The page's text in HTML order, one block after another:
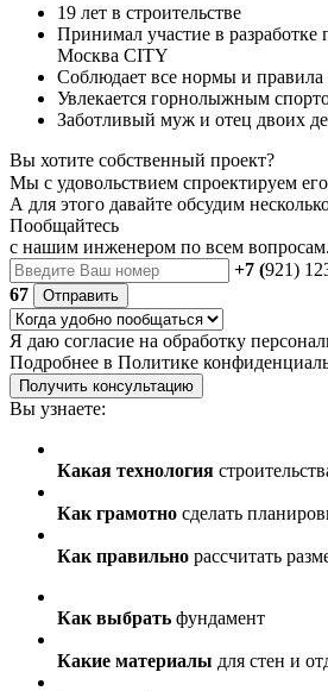
19 лет в строительстве
Принимал участие в разработке
Москва CITY
Соблюдает все нормы и правила
Увлекается горнолыжным
Заботливый муж и отец двоих
Вы хотите собственный проект?
Мы с удовольствием спроектируем
А для этого давайте обсудим
Пообщайтесь
с нашим инженером по всем вопросам.
+7 (921)
67
Отправить
Я даю согласие на обработку
Подробнее в Политике
Получить консультацию
Вы узнаете:
Какая технология
Как грамотно сделать
Как правильно рассчитать
Как выбрать фундамент
Какие материалы для стен и